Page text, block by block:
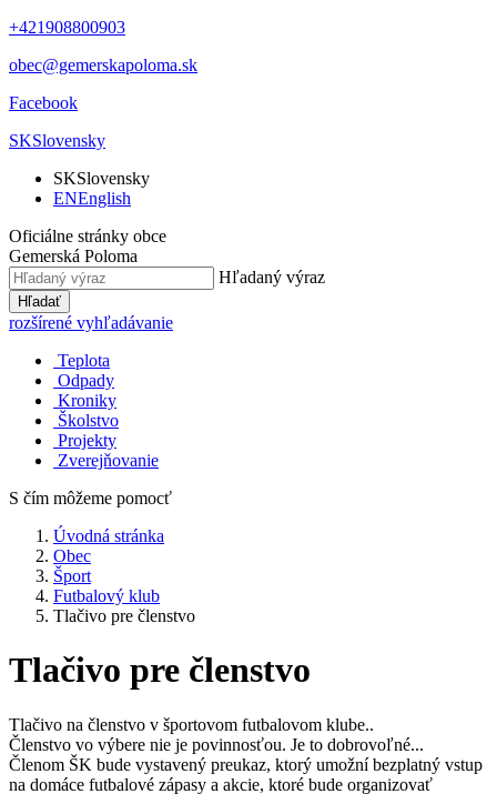
+421908800903
obec@gemerskapoloma.sk
Facebook
SKSlovensky
SKSlovensky
ENEnglish
Oficiálne stránky obce
Gemerská Poloma
Hľadaný výraz
Hľadať
rozšírené vyhľadávanie
Teplota
Odpady
Kroniky
Školstvo
Projekty
Zverejňovanie
S čím môžeme pomocť
Úvodná stránka
Obec
Šport
Futbalový klub
Tlačivo pre členstvo
Tlačivo pre členstvo
Tlačivo na členstvo v športovom futbalovom klube..
Členstvo vo výbere nie je povinnosťou. Je to dobrovoľné...
Členom ŠK bude vystavený preukaz, ktorý umožní bezplatný vstup
na domáce futbalové zápasy a akcie, ktoré bude organizovať